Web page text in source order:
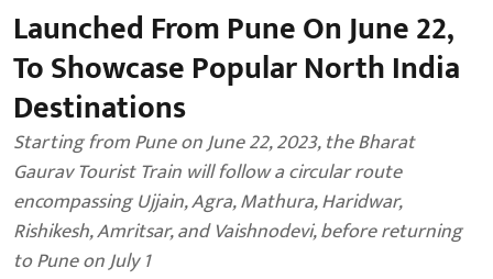
Launched From Pune On June 22,
To Showcase Popular North India
Destinations
Starting from Pune on June 22, 2023, the Bharat
Gaurav Tourist Train will follow a circular route
encompassing Ujjain, Agra, Mathura, Haridwar,
Rishikesh, Amritsar, and Vaishnodevi, before returning
to Pune on July 1